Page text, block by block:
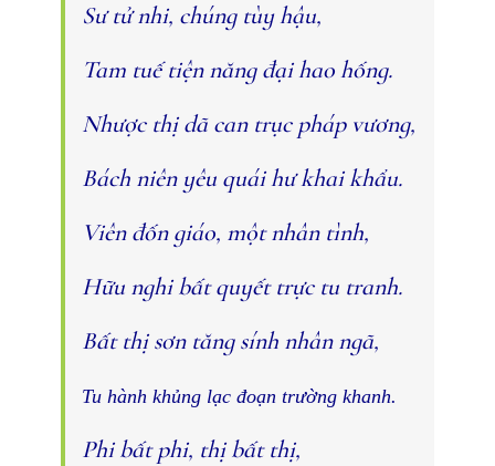
Sư tử nhi, chúng tùy hậu,
Tam tuế tiện năng đại hao hống.
Nhược thị dã can trục pháp vương,
Bách niên yêu quái hư khai khẩu.
Viên đốn giáo, một nhân tình,
Hữu nghi bất quyết trực tu tranh.
Bất thị sơn tăng sính nhân ngã,
Tu hành khủng lạc đoạn trường khanh.
Phi bất phi, thị bất thị,